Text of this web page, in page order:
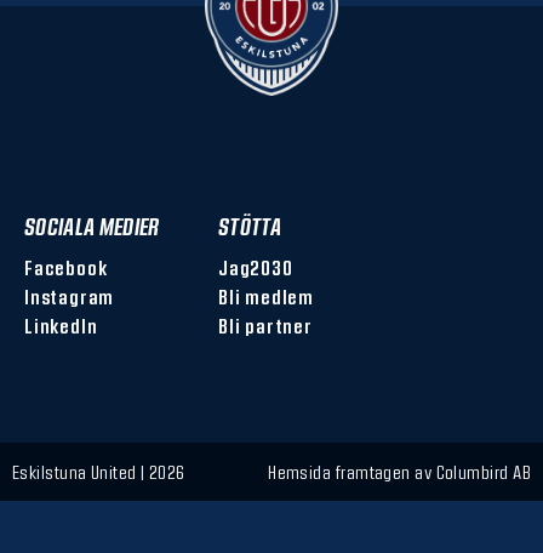
SOCIALA MEDIER
Facebook
Instagram
LinkedIn
STÖTTA
Jag2030
Bli medlem
Bli partner
Eskilstuna United | 2026 Hemsida framtagen av Columbird AB